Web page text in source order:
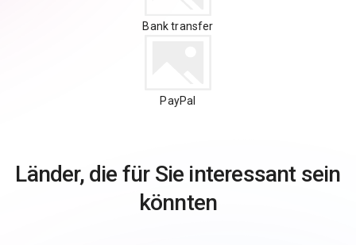
Bank transfer
PayPal
Länder, die für Sie interessant sein
könnten